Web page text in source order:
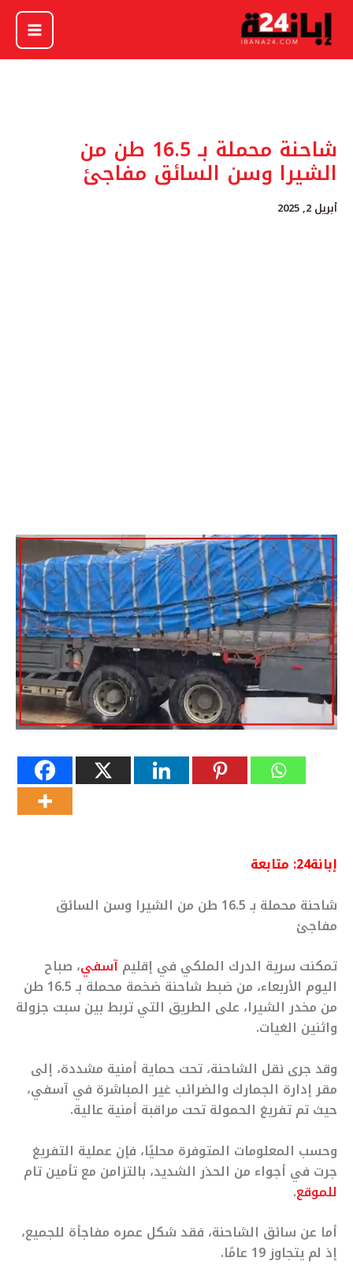
تخطي
المحتوى
شاحنة محملة بـ 16.5 طن من
الشيرا وسن السائق مفاجئ
أبريل 2, 2025
إبانة24: متابعة
شاحنة محملة بـ 16.5 طن من الشيرا وسن السائق
مفاجئ
تمكنت سرية الدرك الملكي في إقليمآسفي، صباح
اليوم الأربعاء، من ضبط شاحنة ضخمة محملة بـ 16.5 طن
من مخدر الشيرا، على الطريق التي تربط بين سبت جزولة
واثنين الغيات.
وقد جرى نقل الشاحنة، تحت حماية أمنية مشددة، إلى
مقر إدارة الجمارك والضرائب غير المباشرة في آسفي،
حيث تم تفريغ الحمولة تحت مراقبة أمنية عالية.
وحسب المعلومات المتوفرة محليًا، فإن عملية التفريغ
جرت في أجواء من الحذر الشديد، بالتزامن مع تأمين تام
للموقع.
أما عن سائق الشاحنة، فقد شكل عمره مفاجأة للجميع،
إذ لم يتجاوز 19 عامًا.